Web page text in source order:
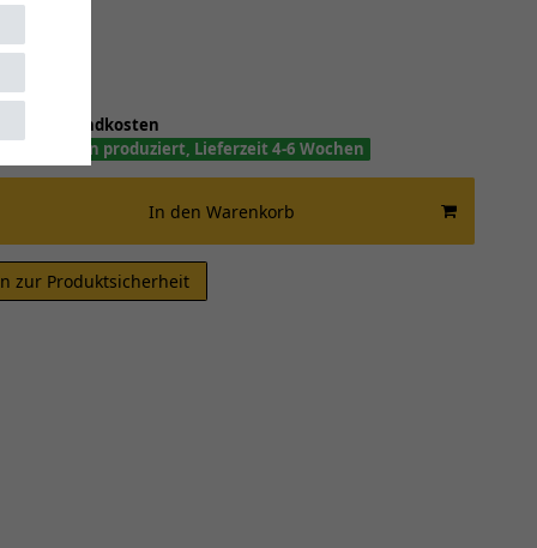
Versandkosten
Wünschen produziert, Lieferzeit 4-6 Wochen
In den Warenkorb
zur Produktsicherheit